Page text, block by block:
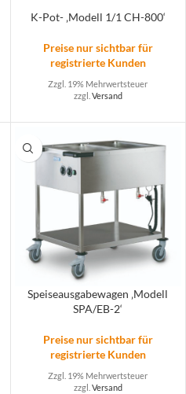
K-Pot- ‚Modell 1/1 CH-800‘
Preise nur sichtbar für
registrierte Kunden
Zzgl. 19% Mehrwertsteuer
zzgl. Versand
Speiseausgabewagen ‚Modell
SPA/EB-2‘
Preise nur sichtbar für
registrierte Kunden
Zzgl. 19% Mehrwertsteuer
zzgl. Versand